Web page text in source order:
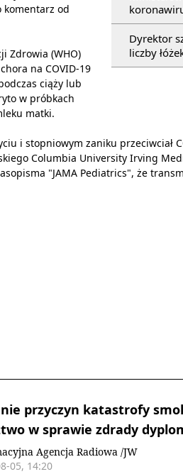
Dyrektor
liczby
komentarz od
Zdrowia (WHO)
na COVID-19
ciąży lub
w próbkach
matki.
i stopniowym zaniku przeciwciał
Columbia University Irving
"JAMA Pediatrics", że
przyczyn katastrofy
w sprawie zdrady
Agencja Radiowa /JW
05, 14:20